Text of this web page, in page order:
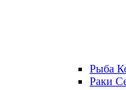
Рыба
Раки